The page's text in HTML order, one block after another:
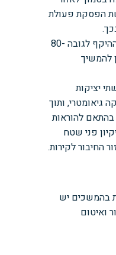
הפסקת פעולת
לאחר יציקת הקירות בכל ההיקף לגובה 80-
להמשיך
יציקות
גיאומטרי, ותוך
להוראות
פני שטח
החיבור לקירות.
בהמשכים יש
ואיטום